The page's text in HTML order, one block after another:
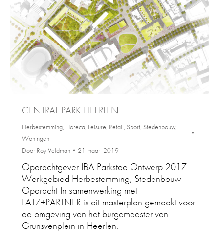
CENTRAL PARK HEERLEN
Herbestemming, Horeca, Leisure, Retail, Sport, Stedenbouw,
Woningen
Door Roy Veldman 21 maart 2019
Opdrachtgever IBA Parkstad Ontwerp 2017
Werkgebied Herbestemming, Stedenbouw
Opdracht In samenwerking met
LATZ+PARTNER is dit masterplan gemaakt voor
de omgeving van het burgemeester van
Grunsvenplein in Heerlen.